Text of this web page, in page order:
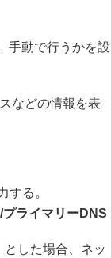
手動で行うかを設
などの情報を表
する。
/プライマリーDNS
とした場合、ネッ